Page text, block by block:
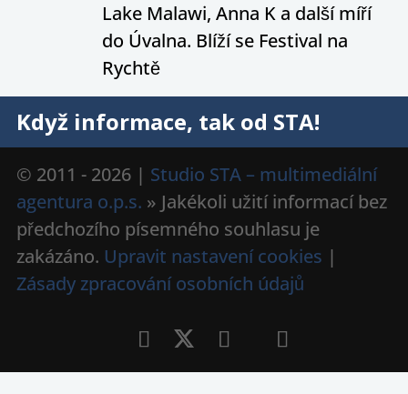
Lake Malawi, Anna K a další míří
do Úvalna. Blíží se Festival na
Rychtě
Když informace, tak od STA!
© 2011 - 2026 | Studio STA – multimediální
agentura o.p.s. » Jakékoli užití informací bez
předchozího písemného souhlasu je
zakázáno. Upravit nastavení cookies |
Zásady zpracování osobních údajů